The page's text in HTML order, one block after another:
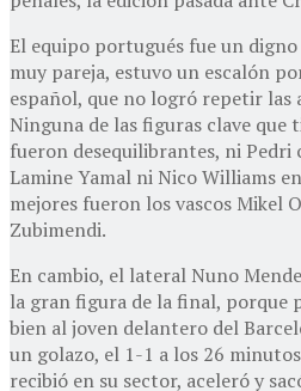
El equipo portugués fue un
muy pareja, estuvo un escalón
español, que no logró repetir las
Ninguna de las figuras clave que
fueron desequilibrantes, ni
Lamine Yamal ni Nico Williams
mejores fueron los vascos Mikel
Zubimendi.
En cambio, el lateral Nuno
la gran figura de la final, porque
bien al joven delantero del
un golazo, el 1-1 a los 26
recibió en su sector, aceleró y